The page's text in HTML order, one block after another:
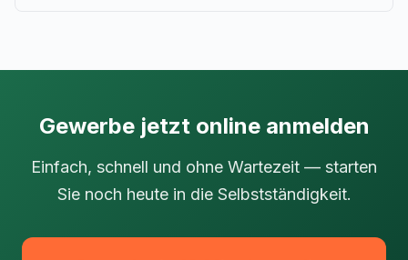
Gewerbe jetzt online anmelden
Einfach, schnell und ohne Wartezeit — starten
Sie noch heute in die Selbstständigkeit.